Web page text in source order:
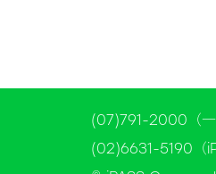
(07)791-2000（一
(02)6631-5190（